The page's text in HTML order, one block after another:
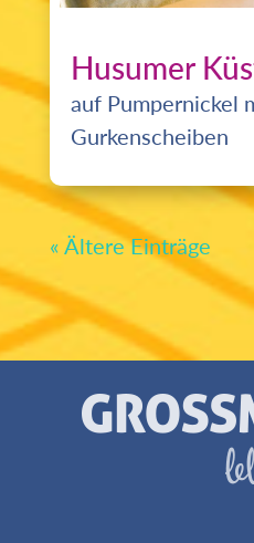
Husumer
auf Pumpernickel
Gurkenscheiben
« Ältere Einträge